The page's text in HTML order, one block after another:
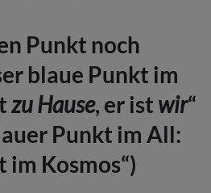
Punkt noch
blaue Punkt im
zu Hause, er ist wir“
Punkt im All:
Kosmos“)